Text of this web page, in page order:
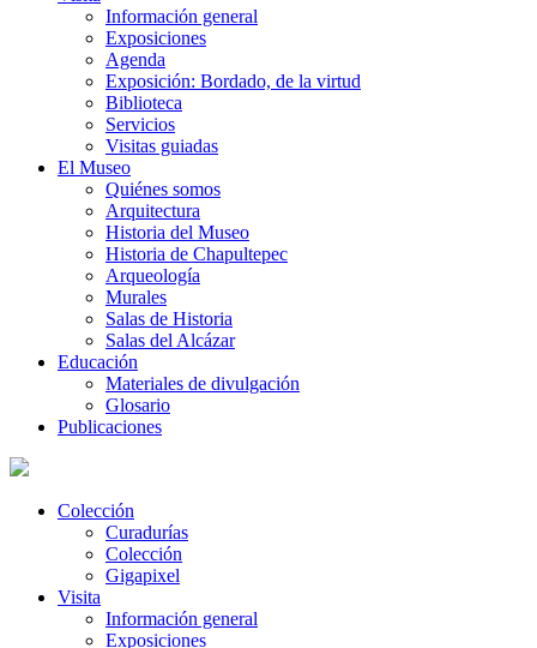
Información general
Exposiciones
Agenda
Exposición: Bordado, de la virtud
Biblioteca
Servicios
Visitas guiadas
El Museo
Quiénes somos
Arquitectura
Historia del Museo
Historia de Chapultepec
Arqueología
Murales
Salas de Historia
Salas del Alcázar
Educación
Materiales de divulgación
Glosario
Publicaciones
Colección
Curadurías
Colección
Gigapixel
Visita
Información general
Exposiciones